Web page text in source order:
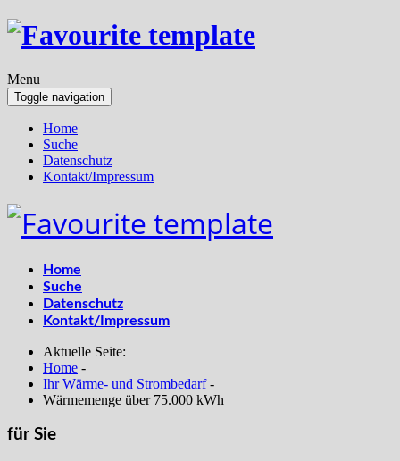
Menu
Toggle navigation
Home
Suche
Datenschutz
Kontakt/Impressum
Home
Suche
Datenschutz
Kontakt/Impressum
Aktuelle Seite:
Home -
Ihr Wärme- und Strombedarf -
Wärmemenge über 75.000 kWh
für Sie